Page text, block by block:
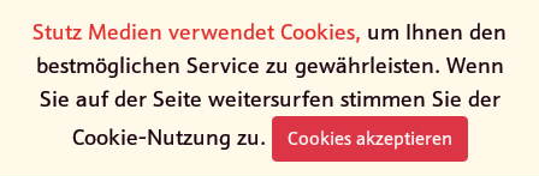
Stutz Medien verwendet Cookies, um Ihnen den
bestmöglichen Service zu gewährleisten. Wenn
Sie auf der Seite weitersurfen stimmen Sie der
Cookie-Nutzung zu.
Cookies akzeptieren